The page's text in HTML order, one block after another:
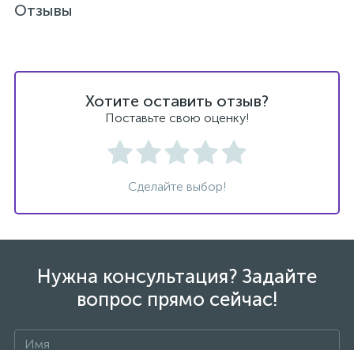
Отзывы
Хотите оставить отзыв?
Поставьте свою оценку!
Сделайте выбор!
Нужна консультация? Задайте
вопрос прямо сейчас!